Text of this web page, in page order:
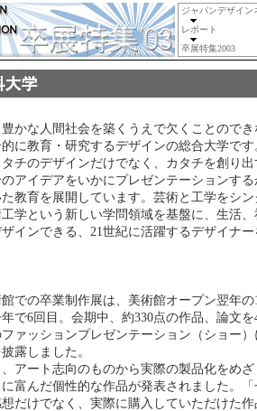
ジャパンデザイン
レポート
卒展特集2003
かな人間社会を築くうえで欠くことのでき
的に教育・研究するデザインの総合大学で
チのデザインだけでなく、カタチを創り出
アイデアをいかにプレゼンテーションする
教育を展開しています。芸術と工学をシン
学という新しい学問領域を基盤に、生活、
インできる、21世紀に活躍するデザイナー
での卒業制作展は、美術館オープン翌年の
で6回目。会期中、約330点の作品、論文を
ァッションプレゼンテーション（ショー）
露しました。
アート志向のものから実際の製品化をめざ
富んだ個性的な作品が発表されました。「
だけでなく、実際に購入していただけた作